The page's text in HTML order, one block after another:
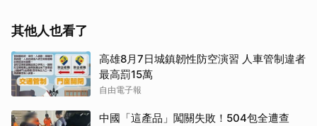
其他人也看了
高雄8月7日城鎮韌性防空演習 人車管制違者
最高罰15萬
自由電子報
中國「這產品」闖關失敗！504包全遭查